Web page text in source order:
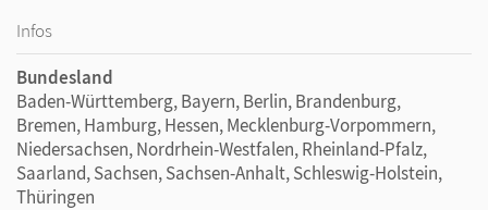
Infos
Bundesland
Baden-Württemberg, Bayern, Berlin, Brandenburg,
Bremen, Hamburg, Hessen, Mecklenburg-Vorpommern,
Niedersachsen, Nordrhein-Westfalen, Rheinland-Pfalz,
Saarland, Sachsen, Sachsen-Anhalt, Schleswig-Holstein,
Thüringen